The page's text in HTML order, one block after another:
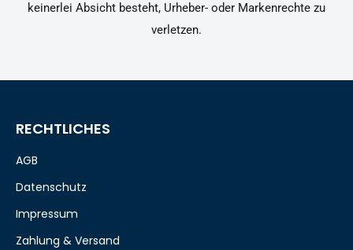
keinerlei Absicht besteht, Urheber- oder Markenrechte zu
verletzen.
RECHTLICHES
AGB
Datenschutz
Impressum
Zahlung & Versand